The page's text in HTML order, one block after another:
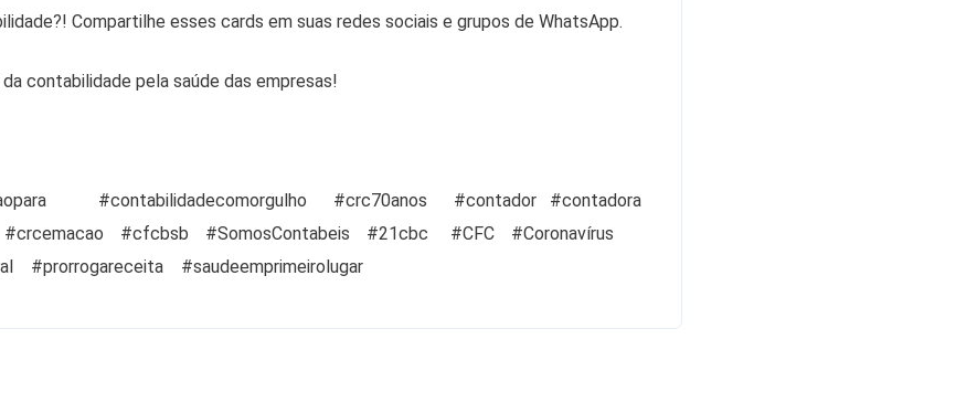
Compartilhe esses cards em suas redes sociais e grupos de WhatsApp.
contabilidade pela saúde das empresas!
#contabilidadecomorgulho #crc70anos
#contador #contadora
#crcemacao #cfcbsb #SomosContabeis #21cbc #CFC
#Coronavírus
#prorrogareceita #saudeemprimeirolugar